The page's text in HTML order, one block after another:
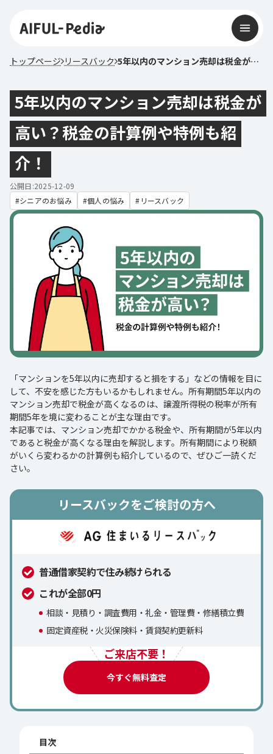
トップページ リースバック 5年以内のマンション売却は税金が高い？税金の計算例や特例も紹介！
5年以内のマンション売却は税金が
高い？税金の計算例や特例も紹
介！
公開日:2025-12-09
シニアのお悩み
個人の悩み リースバック
「マンションを5年以内に売却すると損をする」などの情報を目に
して、不安を感じた方もいるかもしれません。所有期間5年以内の
マンション売却で税金が高くなるのは、譲渡所得税の税率が所有
期間5年を境に変わることが主な理由です。
本記事では、マンション売却でかかる税金や、所有期間が5年以内
であると税金が高くなる理由を解説します。所有期間により税額
がいくら変わるかの計算例も紹介しているので、ぜひご一読くだ
さい。
リースバックをご検討の方へ
普通借家契約で住み続けられる
これが全部0円
相談・見積り・調査費用・礼金・管理費・修繕積立費
固定資産税・火災保険料・賃貸契約更新料
ご来店不要！
今すぐ無料査定
目次